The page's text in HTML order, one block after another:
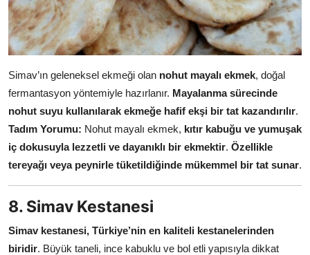
Simav’ın geleneksel ekmeği olan nohut mayalı ekmek, doğal
fermantasyon yöntemiyle hazırlanır. Mayalanma sürecinde
nohut suyu kullanılarak ekmeğe hafif ekşi bir tat kazandırılır.
Tadım Yorumu: Nohut mayalı ekmek, kıtır kabuğu ve yumuşak
iç dokusuyla lezzetli ve dayanıklı bir ekmektir. Özellikle
tereyağı veya peynirle tüketildiğinde mükemmel bir tat sunar.
8. Simav Kestanesi
Simav kestanesi, Türkiye’nin en kaliteli kestanelerinden
biridir. Büyük taneli, ince kabuklu ve bol etli yapısıyla dikkat